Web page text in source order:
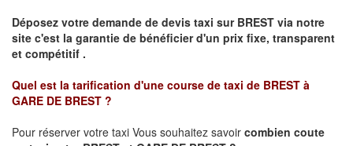
Déposez votre demande de devis taxi sur BREST via notre
site c'est la garantie de bénéficier d'un prix fixe, transparent
et compétitif .
Quel est la tarification d'une course de taxi de BREST à
GARE DE BREST ?
Pour réserver votre taxi Vous souhaitez savoir combien coute